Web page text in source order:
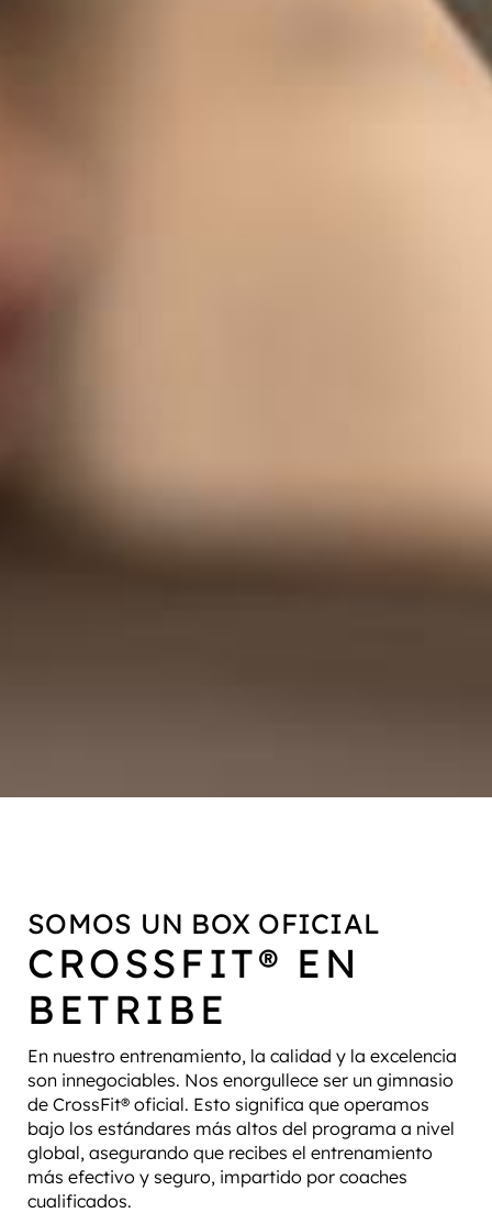
SOMOS UN BOX OFICIAL
CROSSFIT® EN
BETRIBE
En nuestro entrenamiento, la calidad y la excelencia
son innegociables. Nos enorgullece ser un gimnasio
de CrossFit® oficial. Esto significa que operamos
bajo los estándares más altos del programa a nivel
global, asegurando que recibes el entrenamiento
más efectivo y seguro, impartido por coaches
cualificados.